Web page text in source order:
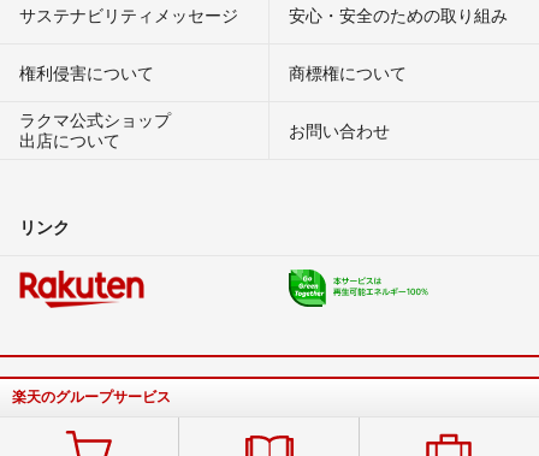
サステナビリティメッセージ 安心・安全のための取り組み
権利侵害について
商標権について
ラクマ公式ショップ
出店について
お問い合わせ
リンク
楽天のグループサービス